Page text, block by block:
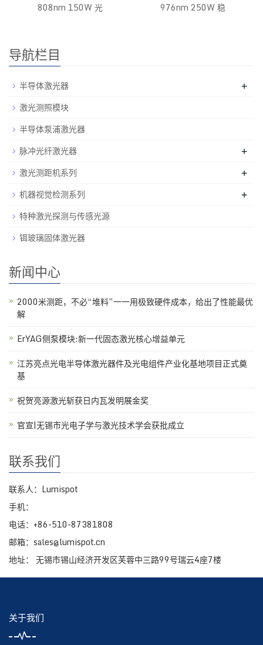
808nm 150W 光 976nm 250W 稳
导航栏目
半导体激光器 +
激光测照模块
半导体泵浦激光器
脉冲光纤激光器
+
激光测距机系列 +
机器视觉检测系列 +
特种激光探测与传感光源
铒玻璃固体激光器
新闻中心
2000米测距，不必“堆料”一一用极致硬件成本，给出了性能最优
解
ErYAG侧泵模块:新一代固态激光核心增益单元
江苏亮点光电半导体激光器件及光电组件产业化基地项目正式奠
基
祝贺亮源激光斩获日内瓦发明展金奖
官宣|无锡市光电子学与激光技术学会获批成立
联系我们
联系人：Lumispot
手机：
电话：+86-510-87381808
邮箱：sales@lumispot.cn
地址： 无锡市锡山经济开发区芙蓉中三路99号瑞云4座7楼
关于我们